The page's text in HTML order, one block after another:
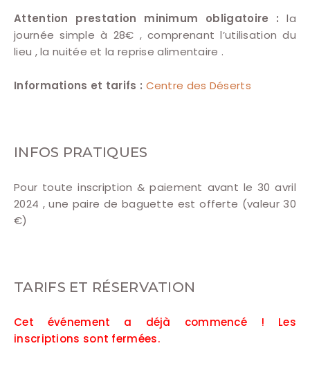
Attention prestation minimum obligatoire :la
journée simple à 28€ , comprenant l’utilisation du
lieu , la nuitée et la reprise alimentaire .
Informations et tarifs : Centre des Déserts
INFOS PRATIQUES
Pour toute inscription & paiement avant le 30 avril
2024 , une paire de baguette est offerte (valeur 30
€)
TARIFS ET RÉSERVATION
Cet événement a déjà commencé ! Les
inscriptions sont fermées.